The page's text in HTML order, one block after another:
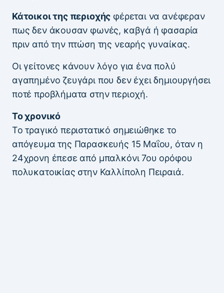
Κάτοικοι της περιοχής φέρεται να ανέφεραν
πως δεν άκουσαν φωνές, καβγά ή φασαρία
πριν από την πτώση της νεαρής γυναίκας.
Οι γείτονες κάνουν λόγο για ένα πολύ
αγαπημένο ζευγάρι που δεν έχει δημιουργήσει
ποτέ προβλήματα στην περιοχή.
Το χρονικό
Το τραγικό περιστατικό σημειώθηκε το
απόγευμα της Παρασκευής 15 Μαΐου, όταν η
24χρονη έπεσε από μπαλκόνι 7ου ορόφου
πολυκατοικίας στην Καλλίπολη Πειραιά.